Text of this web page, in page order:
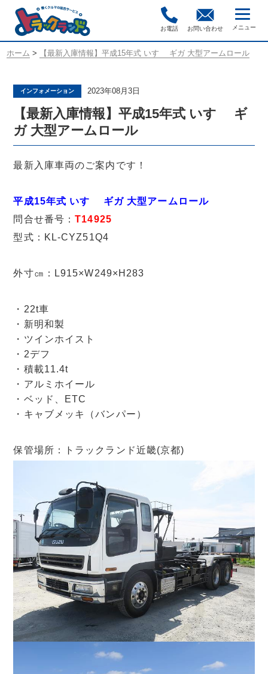
お電話 お問い合わせ
ホーム > 【最新入庫情報】平成15年式 いすゞ ギガ 大型アームロール
インフォメーション 2023年08月3日
【最新入庫情報】平成15年式 いすゞ ギ
ガ 大型アームロール
最新入庫車両のご案内です！
平成15年式 いすゞ ギガ 大型アームロール
問合せ番号：T14925
型式：KL-CYZ51Q4
外寸㎝：L915×W249×H283
・22t車
・新明和製
・ツインホイスト
・2デフ
・積載11.4t
・アルミホイール
・ベッド、ETC
・キャブメッキ（バンパー）
保管場所：トラックランド近畿(京都)